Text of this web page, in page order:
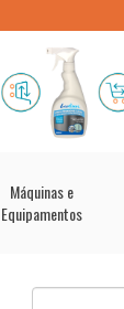
Máquinas e
Equipamentos